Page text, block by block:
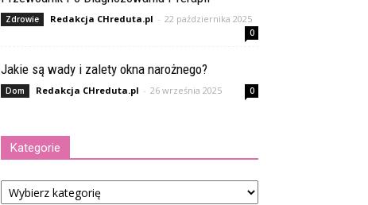
Zdrowie Redakcja CHreduta.pl - 22 października 2025
0
Jakie są wady i zalety okna narożnego?
Dom Redakcja CHreduta.pl - 26 września 2025 0
Kategorie
Kategorie